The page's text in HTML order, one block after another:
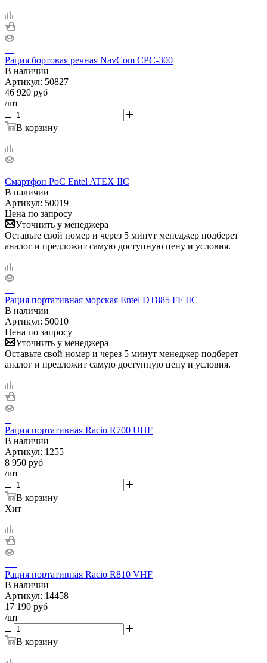
Рация бортовая речная NavCom CPC-300
В наличии
Артикул: 50827
46 920 руб
/шт
В корзину
Смартфон PoC Entel ATEX IIC
В наличии
Артикул: 50019
Цена по запросу
Уточнить у менеджера
Оставьте свой номер и через 5 минут менеджер подберет
аналог и предложит самую доступную цену и условия.
Рация портативная морская Entel DT885 FF IIC
В наличии
Артикул: 50010
Цена по запросу
Уточнить у менеджера
Оставьте свой номер и через 5 минут менеджер подберет
аналог и предложит самую доступную цену и условия.
Рация портативная Racio R700 UHF
В наличии
Артикул: 1255
8 950 руб
/шт
В корзину
Хит
Рация портативная Racio R810 VHF
В наличии
Артикул: 14458
17 190 руб
/шт
В корзину